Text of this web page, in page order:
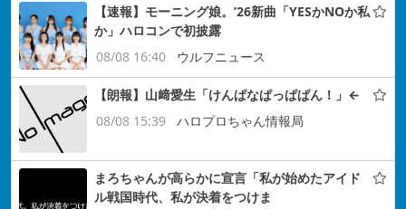
【速報】モーニング娘。’26新曲「YESかNOか私
か」ハロコンで初披露
08/08 16:40
ウルフニュース
【朗報】山﨑愛生「けんぱなぱっぱぱん！」←
08/08 15:39
ハロプロちゃん情報局
まろちゃんが高らかに宣言「私が始めたアイド
ル戦国時代、私が決着をつけま